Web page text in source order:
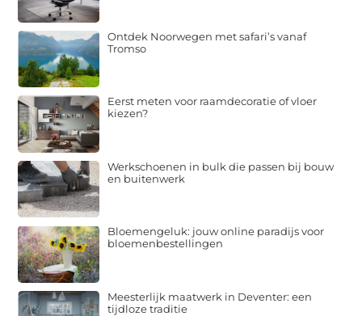
Ontdek Noorwegen met safari’s vanaf
Tromso
Eerst meten voor raamdecoratie of vloer
kiezen?
Werkschoenen in bulk die passen bij bouw
en buitenwerk
Bloemengeluk: jouw online paradijs voor
bloemenbestellingen
Meesterlijk maatwerk in Deventer: een
tijdloze traditie